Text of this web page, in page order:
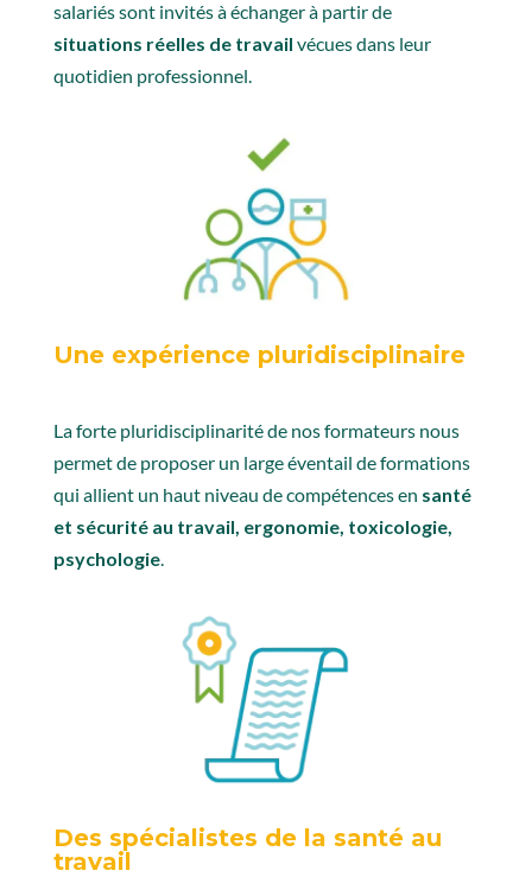
salariés sont invités à échanger à partir de
situations réelles de travail vécues dans leur
quotidien professionnel.
Une expérience pluridisciplinaire
La forte pluridisciplinarité de nos formateurs nous
permet de proposer un large éventail de formations
qui allient un haut niveau de compétences en santé
et sécurité au travail, ergonomie, toxicologie,
psychologie.
Des spécialistes de la santé au
travail